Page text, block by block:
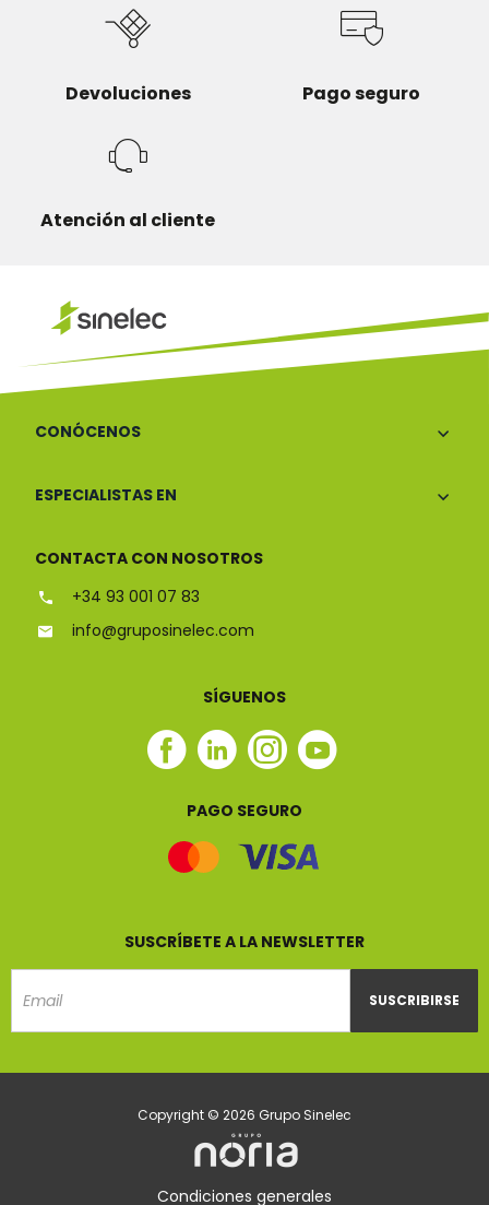
Devoluciones Pago seguro
Atención al cliente
CONÓCENOS
ESPECIALISTAS EN
CONTACTA CON NOSOTROS
+34 93 001 07 83
info@gruposinelec.com
SÍGUENOS
Facebook
Linkedin
Instagram
Youtube
PAGO SEGURO
SUSCRÍBETE A LA NEWSLETTER
SUSCRIBIRSE
Copyright © 2026 Grupo Sinelec
Condiciones generales